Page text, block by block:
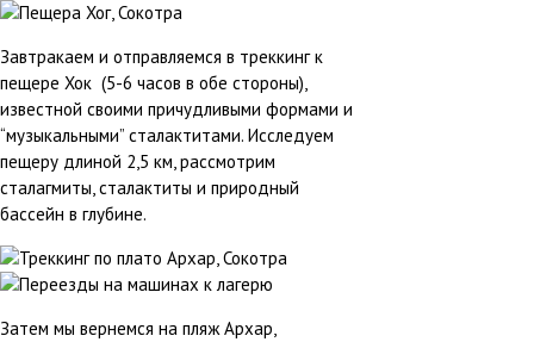
Завтракаем и отправляемся в треккинг к
пещере Хок (5-6 часов в обе стороны),
известной своими причудливыми формами и
“музыкальными” сталактитами. Исследуем
пещеру длиной 2,5 км, рассмотрим
сталагмиты, сталактиты и природный
бассейн в глубине.
Затем мы вернемся на пляж Архар,